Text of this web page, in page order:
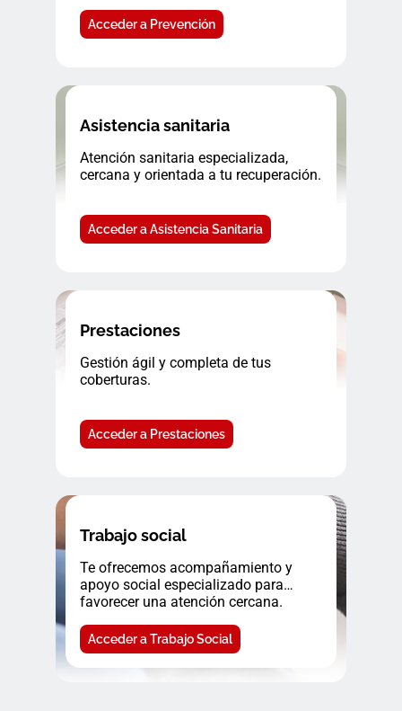
Acceder a Prevención
Asistencia sanitaria
Atención sanitaria especializada,
cercana y orientada a tu recuperación.
Acceder a Asistencia Sanitaria
Prestaciones
Gestión ágil y completa de tus
coberturas.
Acceder a Prestaciones
Trabajo social
Te ofrecemos acompañamiento y
apoyo social especializado para
favorecer una atención cercana.
Acceder a Trabajo Social